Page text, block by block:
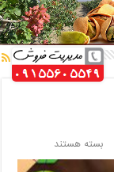
بسته هستند